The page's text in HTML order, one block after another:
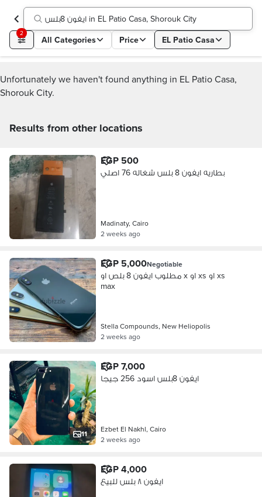
ايفون 8بلس in EL Patio Casa, Shorouk City
2
All Categories Price EL Patio Casa
Unfortunately we haven't found anything in EL Patio Casa,
Shorouk City.
Results from other locations
EGP 500
بطاريه ايفون 8 بلس شغاله 76 اصلي
Madinaty, Cairo
2 weeks ago
EGP 5,000Negotiable
مطلوب ايفون 8 بلص او x او xs او xs
max
Stella Compounds, New Heliopolis
2 weeks ago
11
EGP 7,000
ايفون 8بلس اسود 256 جيجا
Ezbet El Nakhl, Cairo
2 weeks ago
EGP 4,000
ايفون ٨ بلس للبيع